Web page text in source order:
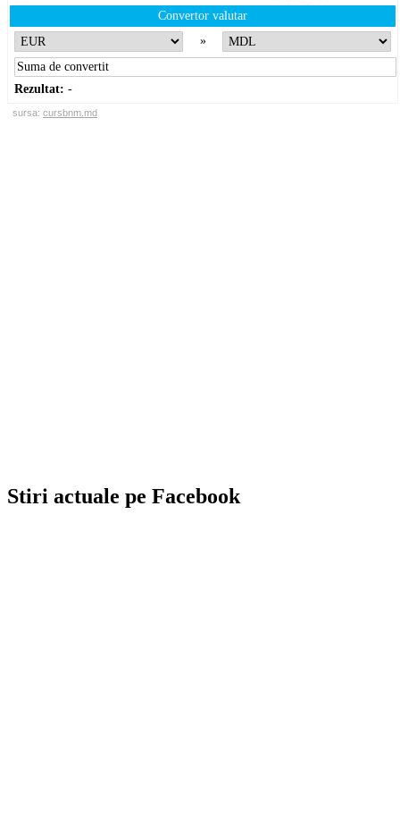
Convertor valutar
»
Rezultat: -
sursa: cursbnm.md
Stiri actuale pe Facebook